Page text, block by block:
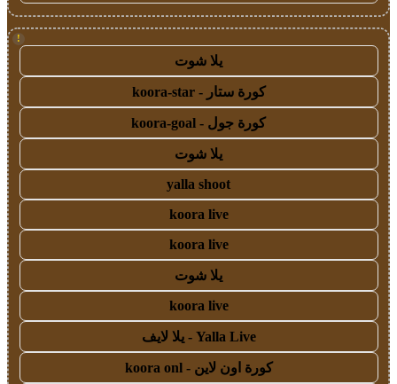
!
يلا شوت
كورة ستار - koora-star
كورة جول - koora-goal
يلا شوت
yalla shoot
koora live
koora live
يلا شوت
koora live
Yalla Live - يلا لايف
كورة اون لاين - koora onl